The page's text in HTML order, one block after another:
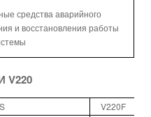
средства аварийного
и восстановления работы
V220
V220F